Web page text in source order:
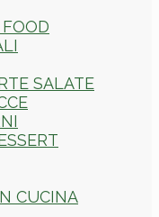
SALATE
CUCINA